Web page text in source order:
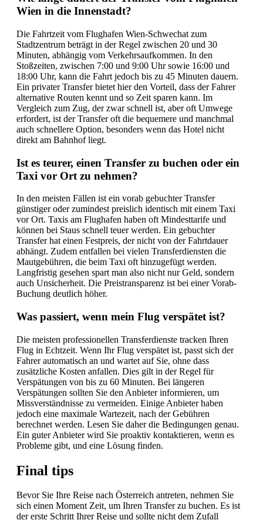
Wien in die Innenstadt?
Die Fahrtzeit vom Flughafen Wien-Schwechat zum
Stadtzentrum beträgt in der Regel zwischen 20 und 30
Minuten, abhängig vom Verkehrsaufkommen. In den
Stoßzeiten, zwischen 7:00 und 9:00 Uhr sowie 16:00 und
18:00 Uhr, kann die Fahrt jedoch bis zu 45 Minuten dauern.
Ein privater Transfer bietet hier den Vorteil, dass der Fahrer
alternative Routen kennt und so Zeit sparen kann. Im
Vergleich zum Zug, der zwar schnell ist, aber oft Umwege
erfordert, ist der Transfer oft die bequemere und manchmal
auch schnellere Option, besonders wenn das Hotel nicht
direkt am Bahnhof liegt.
Ist es teurer, einen Transfer zu buchen oder ein
Taxi vor Ort zu nehmen?
In den meisten Fällen ist ein vorab gebuchter Transfer
günstiger oder zumindest preislich identisch mit einem Taxi
vor Ort. Taxis am Flughafen haben oft Mindesttarife und
können bei Staus schnell teuer werden. Ein gebuchter
Transfer hat einen Festpreis, der nicht von der Fahrtdauer
abhängt. Zudem entfallen bei vielen Transferdiensten die
Mautgebühren, die beim Taxi oft hinzugefügt werden.
Langfristig gesehen spart man also nicht nur Geld, sondern
auch Unsicherheit. Die Preistransparenz ist bei einer Vorab-
Buchung deutlich höher.
Was passiert, wenn mein Flug verspätet ist?
Die meisten professionellen Transferdienste tracken Ihren
Flug in Echtzeit. Wenn Ihr Flug verspätet ist, passt sich der
Fahrer automatisch an und wartet auf Sie, ohne dass
zusätzliche Kosten anfallen. Dies gilt in der Regel für
Verspätungen von bis zu 60 Minuten. Bei längeren
Verspätungen sollten Sie den Anbieter informieren, um
Missverständnisse zu vermeiden. Einige Anbieter haben
jedoch eine maximale Wartezeit, nach der Gebühren
berechnet werden. Lesen Sie daher die Bedingungen genau.
Ein guter Anbieter wird Sie proaktiv kontaktieren, wenn es
Probleme gibt, und eine Lösung finden.
Final tips
Bevor Sie Ihre Reise nach Österreich antreten, nehmen Sie
sich einen Moment Zeit, um Ihren Transfer zu buchen. Es ist
der erste Schritt Ihrer Reise und sollte nicht dem Zufall